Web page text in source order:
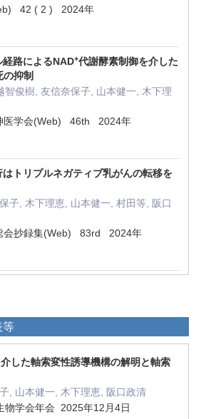
42 ( 2 ) 2024年
路によるNAD+代謝酵素制御を介した
抑制
智俊樹, 友信奈保子, 山本健一, 木下理
医学会(Web) 46th 2024年
トリプルネガティブ乳がんの転移を
子, 木下理恵, 山本健一, 村田等, 阪口
会抄録集(Web) 83rd 2024年
等
した軸索変性誘導機構の解明と軸索
, 山本健一, 木下理恵, 阪口政清
物学会年会 2025年12月4日